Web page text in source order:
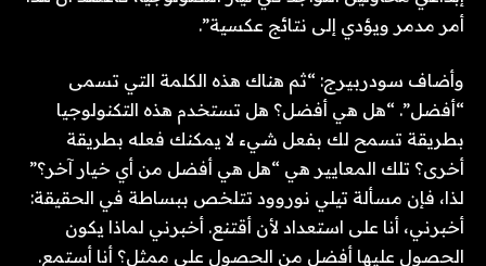
أمر مدمر ويؤدي إلى نتائج عكسية”.
وأضاف سودربيرج: “ثم هناك هذه الكلمة التي تسمى
“أفضل”. “هل هي أفضل؟ هل تستخدم هذه التكنولوجيا
بطريقة تسمح لك بفعل شيء لا يمكنك فعله بطريقة
أخرى؟ تلك المعايير هي “هل هي أفضل من أي خيار آخر؟”
لذا، فإن مسألة تيلي نوروود تتلخص ببساطة في الحقيقة:
أخبرني، أنا على استعداد لأن أقتنع. أخبرني لماذا يكون
الحصول عليها أفضل من الحصول على ممثل؟ أنا أستمع.